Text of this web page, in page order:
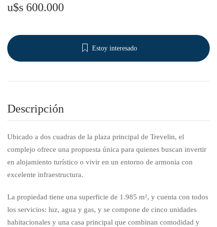
u$s 600.000
Estoy interesado
Descripción
Ubicado a dos cuadras de la plaza principal de Trevelin, el
complejo ofrece una propuesta única para quienes buscan invertir
en alojamiento turístico o vivir en un entorno de armonia con
excelente infraestructura.
La propiedad tiene una superficie de 1.985 m², y cuenta con todos
los servicios: luz, agua y gas, y se compone de cinco unidades
habitacionales y una casa principal que combinan comodidad y